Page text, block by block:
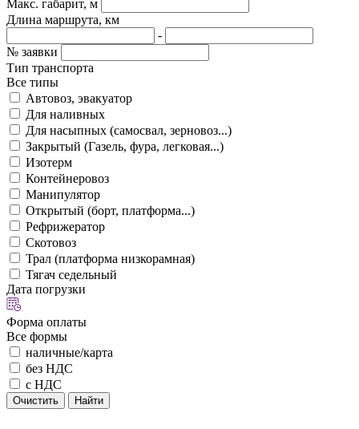
Макс. габарит, м
Длина маршрута, км
-
№ заявки
Тип транспорта
Все типы
Автовоз, эвакуатор
Для наливных
Для насыпных (самосвал, зерновоз...)
Закрытый (Газель, фура, легковая...)
Изотерм
Контейнеровоз
Манипулятор
Открытый (борт, платформа...)
Рефрижератор
Скотовоз
Трал (платформа низкорамная)
Тягач седельный
Дата погрузки
Форма оплаты
Все формы
наличные/карта
без НДС
с НДС
Очистить Найти